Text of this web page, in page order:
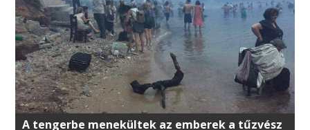
A tengerbe menekültek az emberek a tűzvész